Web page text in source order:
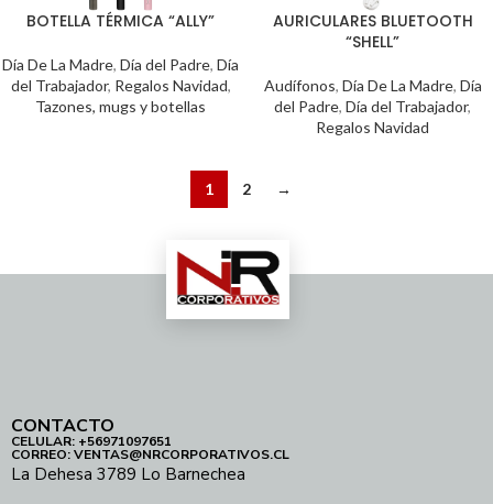
BOTELLA TÉRMICA “ALLY”
Día De La Madre, Día del Padre, Día
del Trabajador, Regalos Navidad,
Tazones, mugs y botellas
AURICULARES BLUETOOTH
“SHELL”
Audífonos, Día De La Madre, Día
del Padre, Día del Trabajador,
Regalos Navidad
1 2 →
CONTACTO
CELULAR: +56971097651
CORREO: VENTAS@NRCORPORATIVOS.CL
La Dehesa 3789 Lo Barnechea